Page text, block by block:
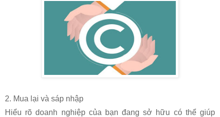
2. Mua lại và sáp nhập
Hiểu rõ doanh nghiệp của bạn đang sở hữu có thể giúp